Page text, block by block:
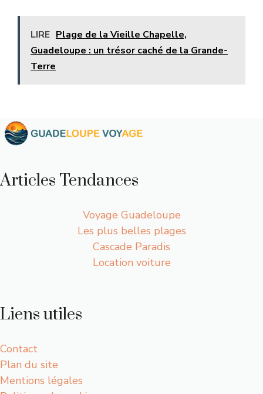
LIRE Plage de la Vieille Chapelle,
Guadeloupe : un trésor caché de la Grande-
Terre
Articles Tendances
Voyage Guadeloupe
Les plus belles plages
Cascade Paradis
Location voiture
Liens utiles
Contact
Plan du site
Mentions légales